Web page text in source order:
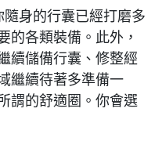
身的行囊已經打磨多
的各類裝備。此外，
續儲備行囊、修整經
繼續待著多準備一
謂的舒適圈。你會選